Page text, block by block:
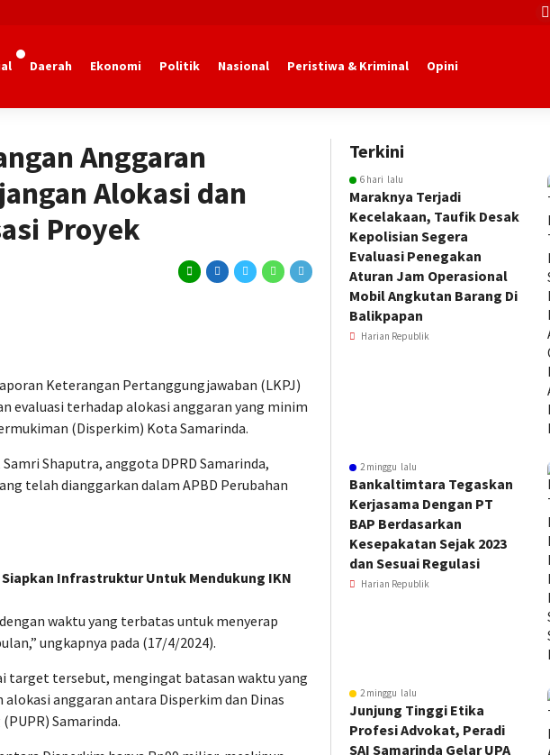
Daerah Ekonomi Politik Nasional Peristiwa & Kriminal Opini
Anggaran
Alokasi dan
Proyek
Keterangan Pertanggungjawaban (LKPJ)
evaluasi terhadap alokasi anggaran yang minim
(Disperkim) Kota Samarinda.
Shaputra, anggota DPRD Samarinda,
telah dianggarkan dalam APBD Perubahan
Infrastruktur Untuk Mendukung IKN
waktu yang terbatas untuk menyerap
ungkapnya pada (17/4/2024).
target tersebut, mengingat batasan waktu yang
anggaran antara Disperkim dan Dinas
Samarinda.
Terkini
6 hari lalu
Maraknya Terjadi
Kecelakaan, Taufik Desak
Kepolisian Segera
Evaluasi Penegakan
Aturan Jam Operasional
Mobil Angkutan Barang Di
Balikpapan
Harian Republik
2 minggu lalu
Bankaltimtara Tegaskan
Kerjasama Dengan PT
BAP Berdasarkan
Kesepakatan Sejak 2023
dan Sesuai Regulasi
Harian Republik
2 minggu lalu
Junjung Tinggi Etika
Profesi Advokat, Peradi
SAI Samarinda Gelar UPA